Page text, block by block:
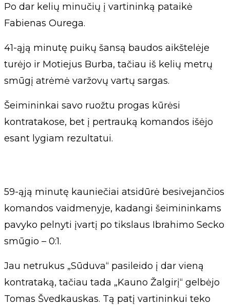
Po dar kelių minučių į vartininką pataikė
Fabienas Ourega.
41-ąją minutę puikų šansą baudos aikštelėje
turėjo ir Motiejus Burba, tačiau iš kelių metrų
smūgį atrėmė varžovų vartų sargas.
Šeimininkai savo ruožtu progas kūrėsi
kontratakose, bet į pertrauką komandos išėjo
esant lygiam rezultatui.
59-ąją minutę kauniečiai atsidūrė besivejančios
komandos vaidmenyje, kadangi šeimininkams
pavyko pelnyti įvartį po tikslaus Ibrahimo Secko
smūgio – 0:1.
Jau netrukus „Sūduva“ pasileido į dar vieną
kontrataką, tačiau tada „Kauno Žalgirį“ gelbėjo
Tomas Švedkauskas. Tą patį vartininkui teko